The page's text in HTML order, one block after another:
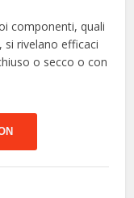
componenti, quali
si rivelano efficaci
o secco o con